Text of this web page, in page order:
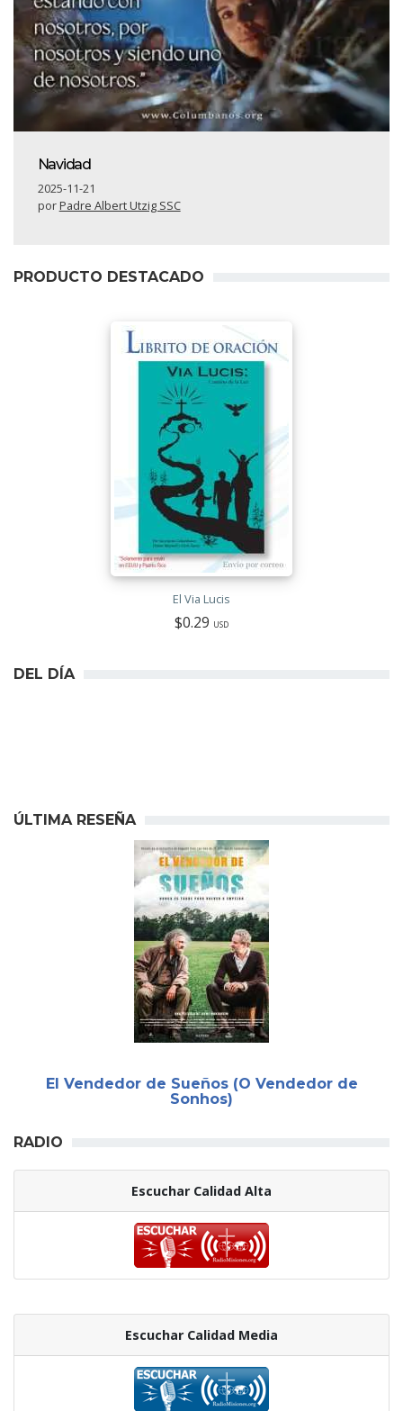
Navidad
2025-11-21
porPadre Albert Utzig SSC
PRODUCTO DESTACADO
El Via Lucis
$0.29 USD
DEL DÍA
ÚLTIMA RESEÑA
El Vendedor de Sueños (O Vendedor de
Sonhos)
RADIO
Escuchar Calidad Alta
Escuchar Calidad Media